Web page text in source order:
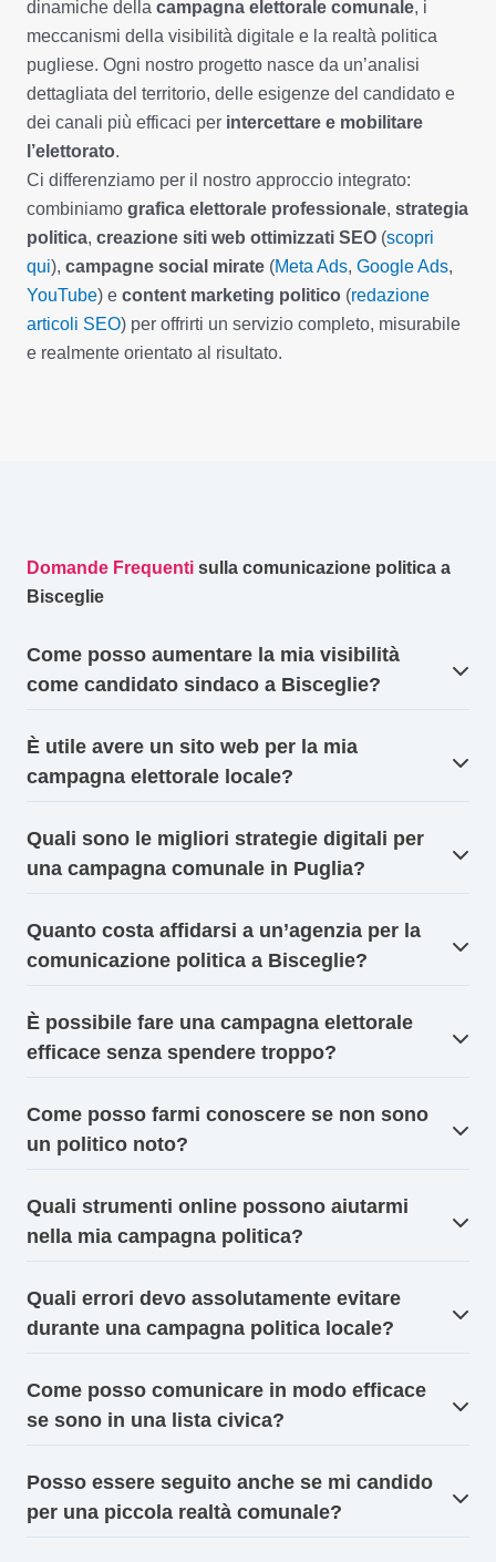
dinamiche della campagna elettorale comunale, i
meccanismi della visibilità digitale e la realtà politica
pugliese. Ogni nostro progetto nasce da un’analisi
dettagliata del territorio, delle esigenze del candidato e
dei canali più efficaci per intercettare e mobilitare
l’elettorato.
Ci differenziamo per il nostro approccio integrato:
combiniamo grafica elettorale professionale, strategia
politica, creazione siti web ottimizzati SEO (scopri
qui), campagne social mirate (Meta Ads, Google Ads,
YouTube) e content marketing politico (redazione
articoli SEO) per offrirti un servizio completo, misurabile
e realmente orientato al risultato.
Domande Frequenti sulla comunicazione politica a
Bisceglie
Come posso aumentare la mia visibilità
come candidato sindaco a Bisceglie?
È utile avere un sito web per la mia
campagna elettorale locale?
Quali sono le migliori strategie digitali per
una campagna comunale in Puglia?
Quanto costa affidarsi a un’agenzia per la
comunicazione politica a Bisceglie?
È possibile fare una campagna elettorale
efficace senza spendere troppo?
Come posso farmi conoscere se non sono
un politico noto?
Quali strumenti online possono aiutarmi
nella mia campagna politica?
Quali errori devo assolutamente evitare
durante una campagna politica locale?
Come posso comunicare in modo efficace
se sono in una lista civica?
Posso essere seguito anche se mi candido
per una piccola realtà comunale?